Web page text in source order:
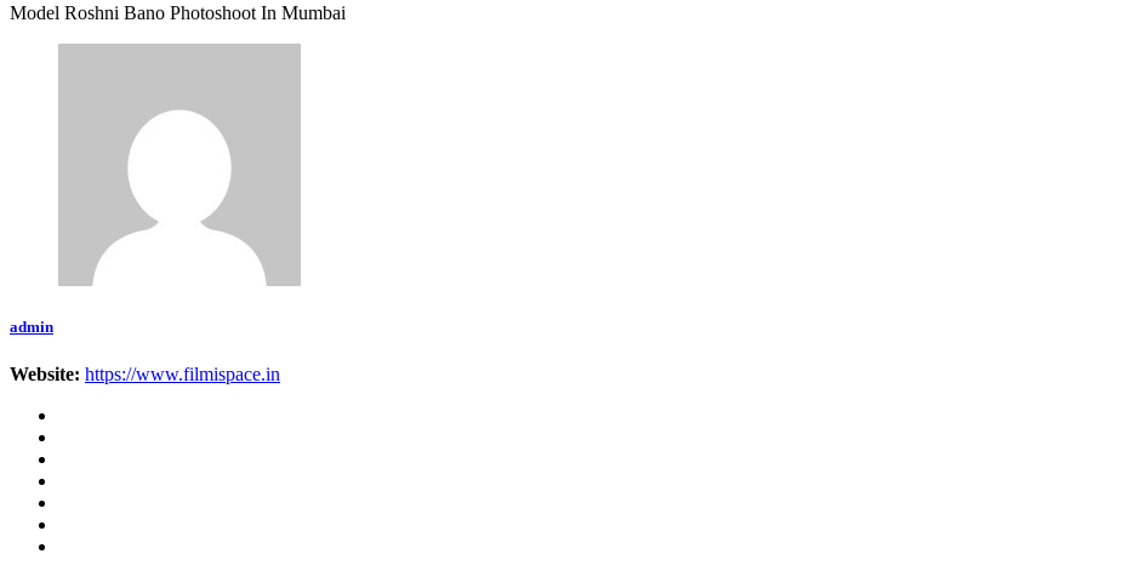
Model Roshni Bano Photoshoot In Mumbai
admin
Website: https://www.filmispace.in